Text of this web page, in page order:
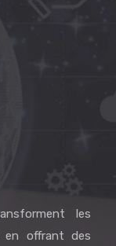
les
en offrant des